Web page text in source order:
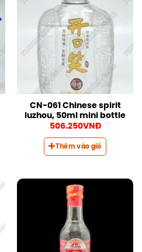
CN-061 Chinese spirit
luzhou, 50ml mini bottle
506.250VNĐ
Thêm vào giỏ